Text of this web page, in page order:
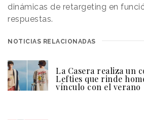
dinámicas de retargeting en
respuestas.
NOTICIAS RELACIONADAS
La Casera realiza un
Lefties que rinde
vínculo con el verano